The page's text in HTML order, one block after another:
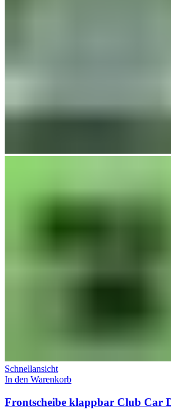
Schnellansicht
In den Warenkorb
Frontscheibe klappbar Club Car